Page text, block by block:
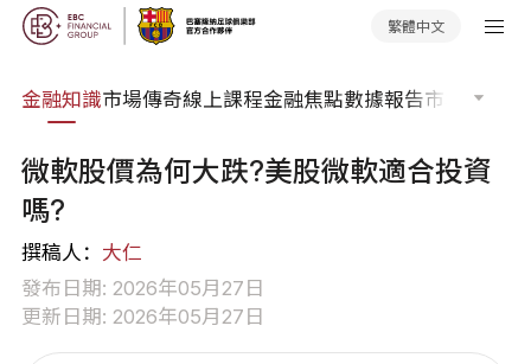
繁體中文
金融知識市場傳奇線上課程金融焦點數據報告市場分析
微軟股價為何大跌?美股微軟適合投資
嗎?
撰稿人： 大仁
發布日期: 2026年05月27日
更新日期: 2026年05月27日